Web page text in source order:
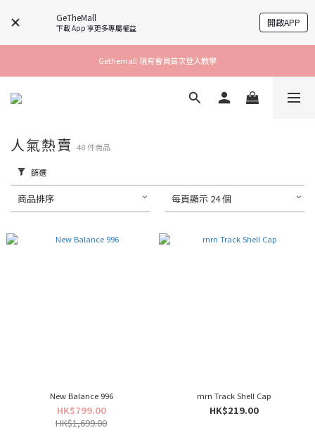
GeTheMall
下載 App 享更多專屬權益 開啟APP
Gethemall 現有會員首次登入教學
人氣熱賣 48 件商品
篩選
商品排序 每頁顯示 24 個
New Balance 996
HK$799.00
HK$1,699.00
rnrn Track Shell Cap
HK$219.00